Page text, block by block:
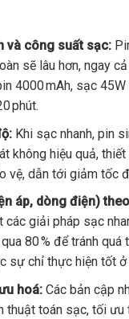
và công suất sạc:
sẽ lâu hơn, ngay
4000 mAh, sạc
phút.
Khi sạc nhanh, pin
không hiệu quả,
vệ, dẫn tới giảm tốc
áp, dòng điện)
các giải pháp sạc
80 % để tránh quá
sự chỉ thực hiện tốt ở
hoá:Các bản cập
thuật toán sạc, tối ưu